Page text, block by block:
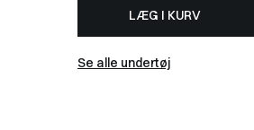
LÆG I KURV
Se alle undertøj